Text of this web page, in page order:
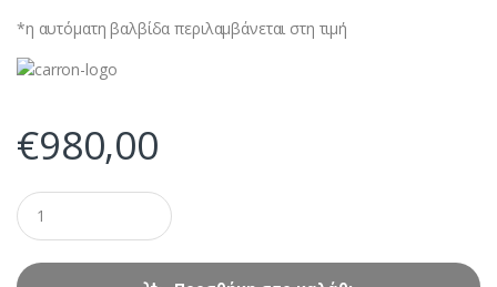
*η αυτόματη βαλβίδα περιλαμβάνεται στη τιμή
€980,00